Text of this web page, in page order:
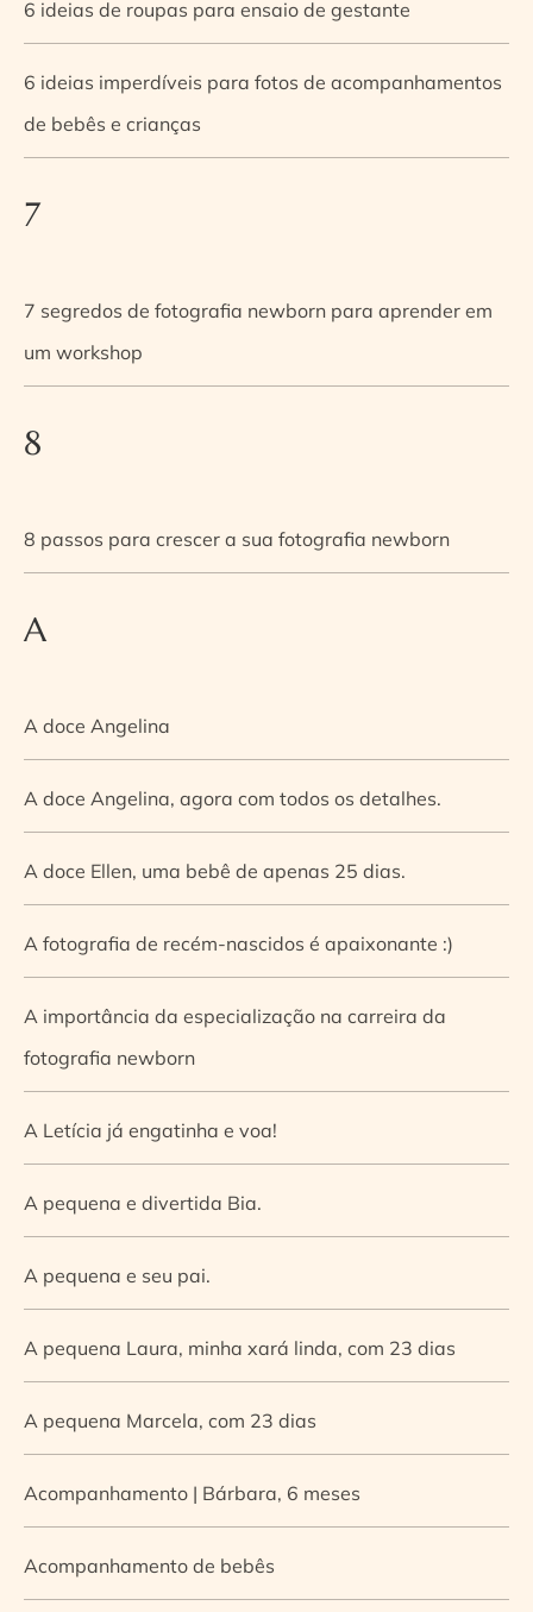
6 ideias de roupas para ensaio de gestante
6 ideias imperdíveis para fotos de acompanhamentos
de bebês e crianças
7
7 segredos de fotografia newborn para aprender em
um workshop
8
8 passos para crescer a sua fotografia newborn
A
A doce Angelina
A doce Angelina, agora com todos os detalhes.
A doce Ellen, uma bebê de apenas 25 dias.
A fotografia de recém-nascidos é apaixonante :)
A importância da especialização na carreira da
fotografia newborn
A Letícia já engatinha e voa!
A pequena e divertida Bia.
A pequena e seu pai.
A pequena Laura, minha xará linda, com 23 dias
A pequena Marcela, com 23 dias
Acompanhamento | Bárbara, 6 meses
Acompanhamento de bebês